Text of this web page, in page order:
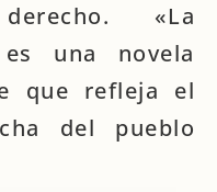
«La
una novela
que refleja el
del pueblo